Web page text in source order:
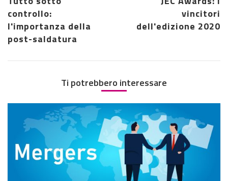
controllo:
l'importanza della
post-saldatura
vincitori
dell'edizione 2020
Ti potrebbero interessare